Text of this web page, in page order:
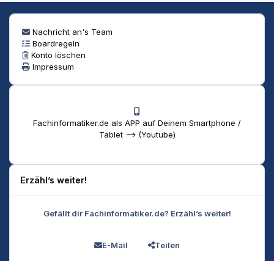
Nachricht an's Team
Boardregeln
Konto löschen
Impressum
Fachinformatiker.de als APP auf Deinem Smartphone /
Tablet --> (Youtube)
Erzähl’s weiter!
Gefällt dir Fachinformatiker.de? Erzähl’s weiter!
E-Mail Teilen